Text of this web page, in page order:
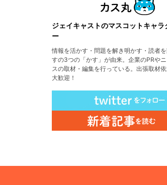
ジェイキャストのマスコットキャラ
ー
情報を活かす・問題を解き明かす・読者
すの3つの「かす」が由来。企業のPRや
スの取材・編集を行っている。出張取材依
大歓迎！